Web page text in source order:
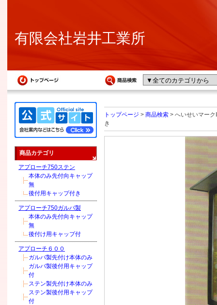
有限会社岩井工業所
商品カテゴリ
アプローチ750ステン
本体のみ先付向キャップ
無
後付用キャップ付き
アプローチ750ガルバ製
本体のみ先付向キャップ
無
後付け用キャップ付
アプローチ６００
ガルバ製先付け本体のみ
ガルバ製後付用キャップ
付
ステン製先付け本体のみ
ステン製後付用キャップ
付
トップページ > 商品検索 > へいせいマー
き